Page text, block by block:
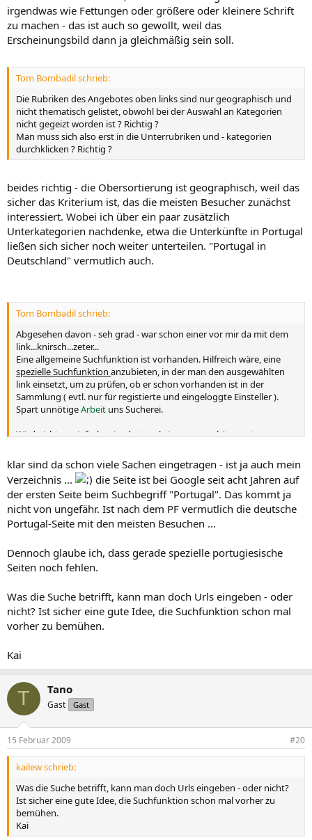
irgendwas wie Fettungen oder größere oder kleinere Schrift
zu machen - das ist auch so gewollt, weil das
Erscheinungsbild dann ja gleichmäßig sein soll.
Tom Bombadil schrieb:
Die Rubriken des Angebotes oben links sind nur geographisch und
nicht thematisch gelistet, obwohl bei der Auswahl an Kategorien
nicht gegeizt worden ist ? Richtig ?
Man muss sich also erst in die Unterrubriken und - kategorien
durchklicken ? Richtig ?
beides richtig - die Obersortierung ist geographisch, weil das
sicher das Kriterium ist, das die meisten Besucher zunächst
interessiert. Wobei ich über ein paar zusätzlich
Unterkategorien nachdenke, etwa die Unterkünfte in Portugal
ließen sich sicher noch weiter unterteilen. "Portugal in
Deutschland" vermutlich auch.
Tom Bombadil schrieb:
Abgesehen davon - seh grad - war schon einer vor mir da mit dem
link...knirsch...zeter...
Eine allgemeine Suchfunktion ist vorhanden. Hilfreich wäre, eine
spezielle Suchfunktion anzubieten, in der man den ausgewählten
link einsetzt, um zu prüfen, ob er schon vorhanden ist in der
Sammlung ( evtl. nur für registierte und eingeloggte Einsteller ).
Spart unnötigeArbeit uns Sucherei.
Wird nicht so einfach sein, dort mal einen neuen hit zu setzen...
klar sind da schon viele Sachen eingetragen - ist ja auch mein
Verzeichnis ...
die Seite ist bei Google seit acht Jahren auf
der ersten Seite beim Suchbegriff "Portugal". Das kommt ja
nicht von ungefähr. Ist nach dem PF vermutlich die deutsche
Portugal-Seite mit den meisten Besuchen ...
Dennoch glaube ich, dass gerade spezielle portugiesische
Seiten noch fehlen.
Was die Suche betrifft, kann man doch Urls eingeben - oder
nicht? Ist sicher eine gute Idee, die Suchfunktion schon mal
vorher zu bemühen.
Kai
T Tano
Gast Gast
15 Februar 2009 #20
kailew schrieb:
Was die Suche betrifft, kann man doch Urls eingeben - oder nicht?
Ist sicher eine gute Idee, die Suchfunktion schon mal vorher zu
bemühen.
Kai